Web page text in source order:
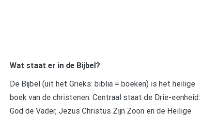
Wat staat er in de Bijbel?
De Bijbel (uit het Grieks: biblia = boeken) is het heilige
boek van de christenen. Centraal staat de Drie-eenheid:
God de Vader, Jezus Christus Zijn Zoon en de Heilige